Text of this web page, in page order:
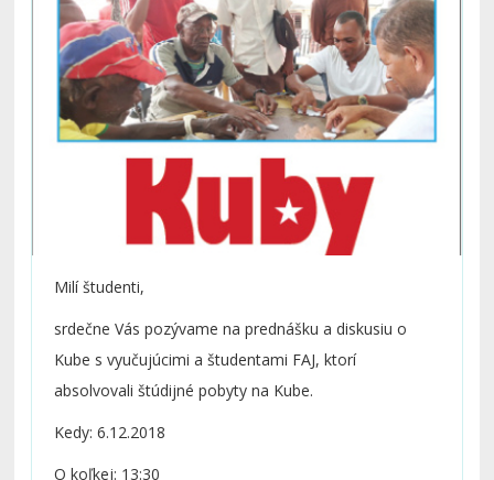
Milí študenti,
srdečne Vás pozývame na prednášku a diskusiu o
Kube s vyučujúcimi a študentami FAJ, ktorí
absolvovali štúdijné pobyty na Kube.
Kedy: 6.12.2018
O koľkej: 13:30